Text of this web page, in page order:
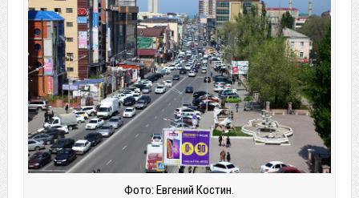
Фото: Евгений Костин.